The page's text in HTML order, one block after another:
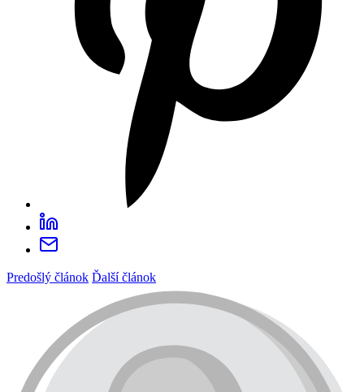
Predošlý článok Ďalší článok